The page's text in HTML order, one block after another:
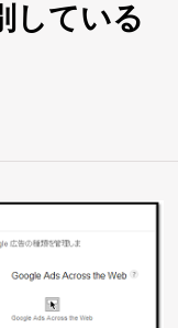
している